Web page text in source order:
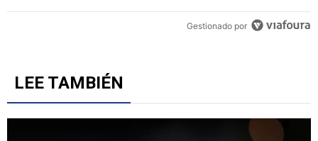
Gestionado por
LEE TAMBIÉN